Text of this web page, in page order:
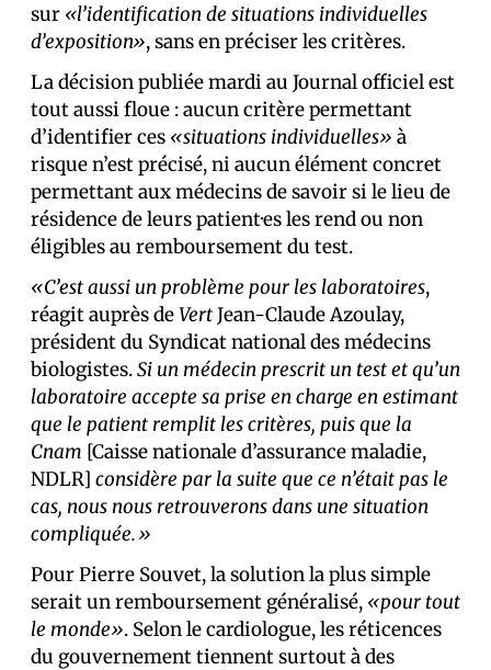
sur «l’identification de situations individuelles
d’exposition», sans en préciser les critères.
La décision publiée mardi au Journal officiel est
tout aussi floue : aucun critère permettant
d’identifier ces «situations individuelles» à
risque n’est précisé, ni aucun élément concret
permettant aux médecins de savoir si le lieu de
résidence de leurs patient·es les rend ou non
éligibles au remboursement du test.
«C’est aussi un problème pour les laboratoires,
réagit auprès deVertJean-Claude Azoulay,
président du Syndicat national des médecins
biologistes.Si un médecin prescrit un test et qu’un
laboratoire accepte sa prise en charge en estimant
que le patient remplit les critères, puis que la
Cnam [Caisse nationale d’assurance maladie,
NDLR] considère par la suite que ce n’était pas le
cas, nous nous retrouverons dans une situation
compliquée.»
Pour Pierre Souvet, la solution la plus simple
serait un remboursement généralisé, «pour tout
le monde». Selon le cardiologue, les réticences
du gouvernement tiennent surtout à des